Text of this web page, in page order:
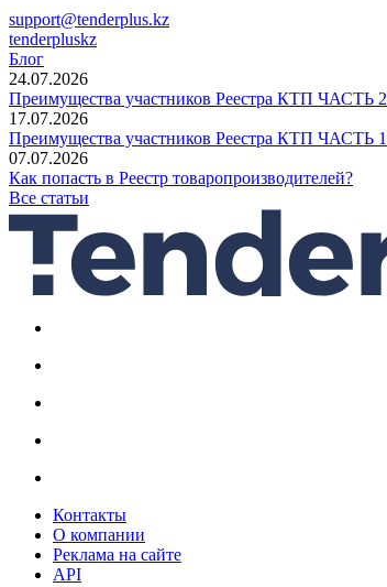
support@tenderplus.kz
tenderpluskz
Блог
24.07.2026
Преимущества участников Реестра КТП ЧАСТЬ 2
17.07.2026
Преимущества участников Реестра КТП ЧАСТЬ 1
07.07.2026
Как попасть в Реестр товаропроизводителей?
Все статьи
Контакты
О компании
Реклама на сайте
API